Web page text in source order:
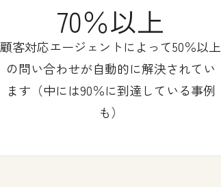
70％以上
顧客対応エージェントによって50％以上
の問い合わせが自動的に解決されてい
ます（中には90％に到達している事例
も）